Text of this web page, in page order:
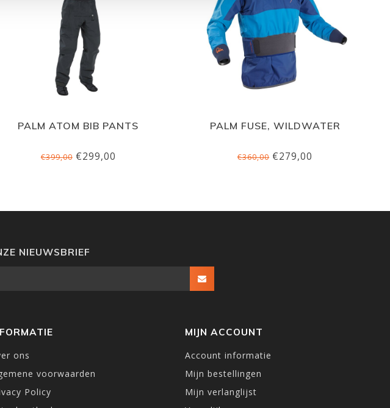
PALM ATOM BIB PANTS
€399,00€299,00
PALM FUSE, WILDWATER
€360,00€279,00
NIEUWSBRIEF
ons
voorwaarden
Policy
MIJN ACCOUNT
Account informatie
Mijn bestellingen
Mijn verlanglijst